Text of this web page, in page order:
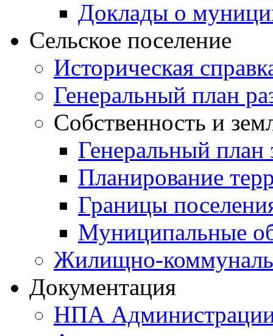
Доклады о
Сельское поселение
Историческая
Генеральный план
Собственность и
Генеральный план
Планирование
Границы
Муниципальные
Жилищно-
Документация
НПА